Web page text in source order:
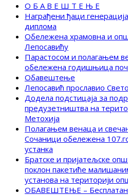
О Б А В Е Ш Т Е Њ Е
Награђени ђаци
диплома
Обележена храмовна и
Лепосавићу
Парастосом и полагањем
обележена годишњица
Обавештење
Лепосавић прославио
Додела подстицаја за
предузетништва на
Метохија
Полагањем венаца и
Сочаници обележена
устанка
Братске и пријатељске
поклон пакетиће
установа на територији
ОБАВЕШТЕЊЕ – Бесплатан